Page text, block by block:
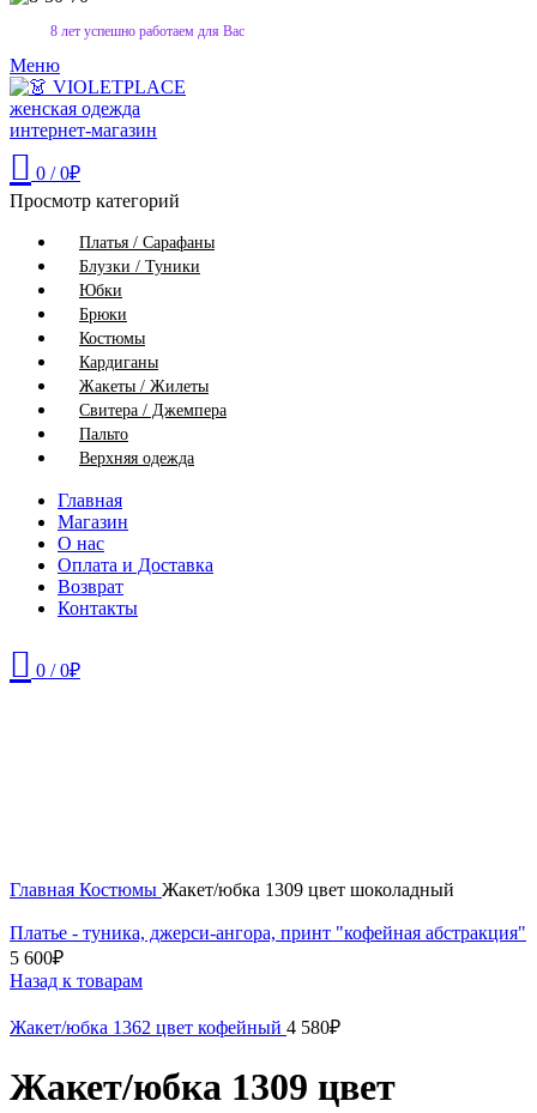
8 лет успешно работаем для Вас
Меню
0 / 0₽
Просмотр категорий
Платья / Сарафаны
Блузки / Туники
Юбки
Брюки
Костюмы
Кардиганы
Жакеты / Жилеты
Свитера / Джемпера
Пальто
Верхняя одежда
Главная
Магазин
О нас
Оплата и Доставка
Возврат
Контакты
0 / 0₽
Главная Костюмы Жакет/юбка 1309 цвет шоколадный
Платье - туника, джерси-ангора, принт "кофейная абстракция"
5 600₽
Назад к товарам
Жакет/юбка 1362 цвет кофейный 4 580₽
Жакет/юбка 1309 цвет